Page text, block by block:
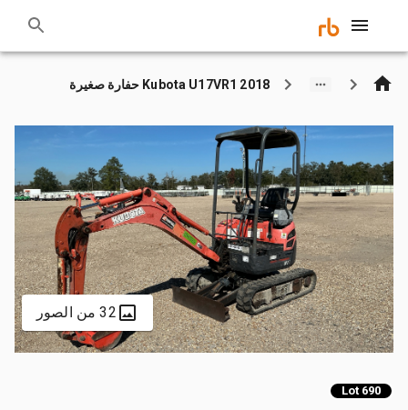
2018 Kubota U17VR1 حفارة صغيرة
32 من الصور
Lot 690